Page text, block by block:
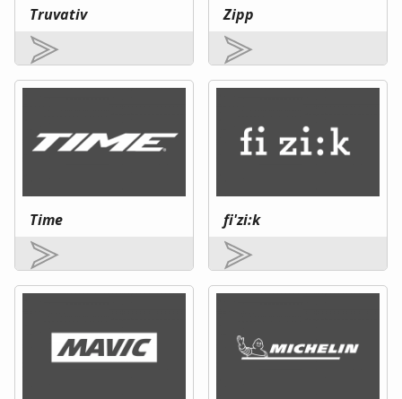
Truvativ Zipp
Time fi'zi:k